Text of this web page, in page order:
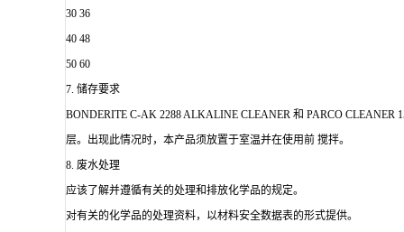
30 36
40 48
50 60
7. 储存要求
BONDERITE C-AK 2288 ALKALINE CLEANER 和 PARCO
层。出现此情况时，本产品须放置于室温并在使用前 搅拌。
8. 废水处理
应该了解并遵循有关的处理和排放化学品的规定。
对有关的化学品的处理资料，以材料安全数据表的形式提供。